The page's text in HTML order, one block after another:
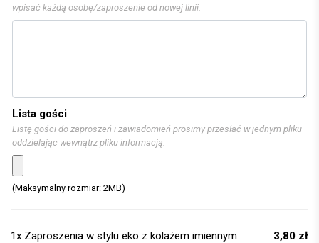
wpisać każdą osobę/zaproszenie od nowej linii.
Lista gości
Listę gości do zaproszeń i zawiadomień prosimy przesłać w jednym pliku
oddzielając wewnątrz pliku informacją.
(Maksymalny rozmiar: 2MB)
1x Zaproszenia w stylu eko z kolażem imiennym
3,80 zł